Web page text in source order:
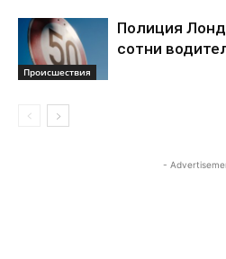
Происшествия
Полиция
сотни
-